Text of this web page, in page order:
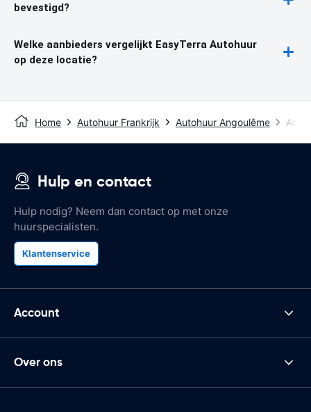
bevestigd?
Welke aanbieders vergelijkt EasyTerra Autohuur
op deze locatie?
Home Autohuur Frankrijk Autohuur Angoulême
Hulp en contact
Hulp nodig? Neem dan contact op met onze
huurspecialisten.
Klantenservice
Account
Over ons